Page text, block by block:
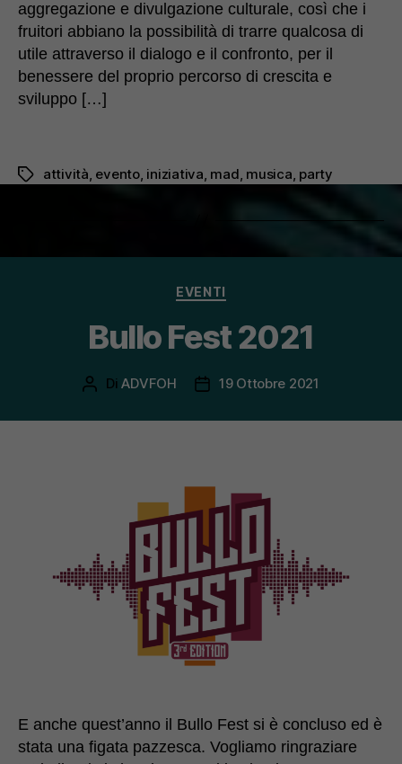
aggregazione e divulgazione culturale, così che i
fruitori abbiano la possibilità di trarre qualcosa di
utile attraverso il dialogo e il confronto, per il
benessere del proprio percorso di crescita e
sviluppo […]
Tag attività, evento, iniziativa, mad, musica, party
Categorie
EVENTI
Bullo Fest 2021
Autore
DiADVFOH
Data19 Ottobre 2021
E anche quest’anno il Bullo Fest si è concluso ed è
stata una figata pazzesca. Vogliamo ringraziare